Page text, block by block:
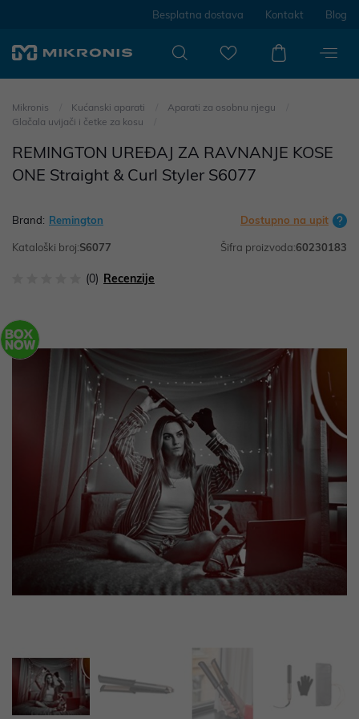
Besplatna dostava Kontakt Blog
Mikronis Kućanski aparati
Aparati za osobnu njegu
Glačala uvijači i četke za kosu
REMINGTON UREĐAJ ZA RAVNANJE KOSE
ONE Straight & Curl Styler S6077
Brand: Remington Dostupno na upit
Kataloški broj:S6077 Šifra proizvoda:60230183
(0) Recenzije